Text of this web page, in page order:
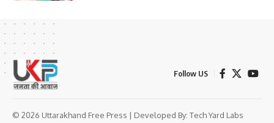
Follow US
© 2026 Uttarakhand Free Press | Developed By: Tech Yard Labs